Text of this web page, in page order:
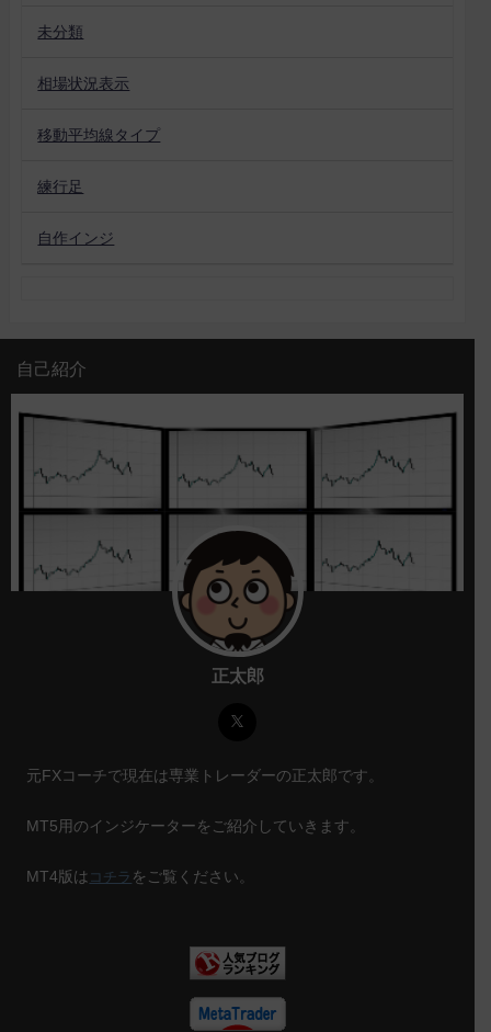
未分類
相場状況表示
移動平均線タイプ
練行足
自作インジ
自己紹介
正太郎
元FXコーチで現在は専業トレーダーの正太郎です。
MT5用のインジケーターをご紹介していきます。
MT4版は コチラ をご覧ください。